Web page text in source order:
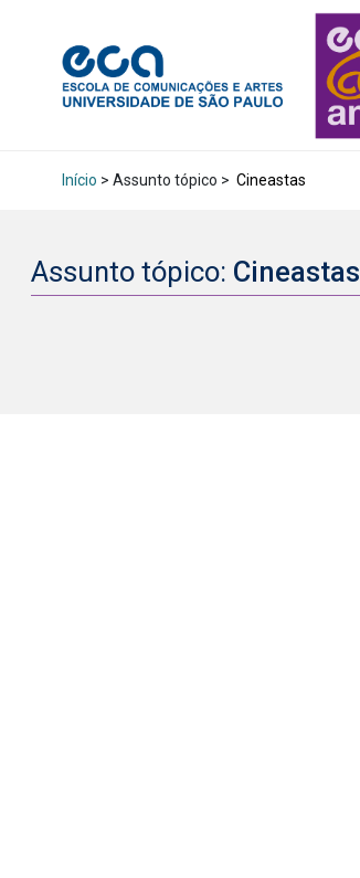
Início > Assunto tópico > Cineastas
Assunto tópico: Cineastas